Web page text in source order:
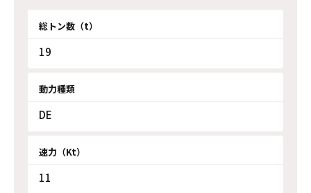
総トン数（t）
19
動力種類
DE
速力（Kt）
11